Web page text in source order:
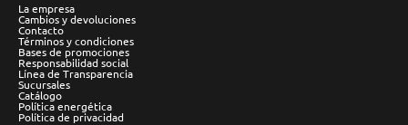
La empresa
Cambios y devoluciones
Contacto
Términos y condiciones
Bases de promociones
Responsabilidad social
Línea de Transparencia
Sucursales
Catálogo
Política energética
Política de privacidad